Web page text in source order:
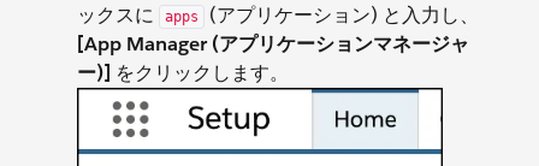
ックスに
apps
(アプリケーション) と入力し、
[App Manager (アプリケーションマネージャ
ー)] をクリックします。